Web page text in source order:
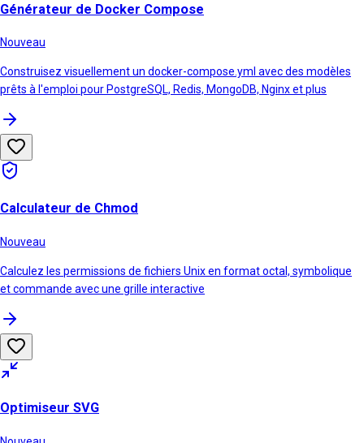
Générateur de Docker Compose
Nouveau
Construisez visuellement un docker-compose.yml avec des modèles
prêts à l'emploi pour PostgreSQL, Redis, MongoDB, Nginx et plus
Calculateur de Chmod
Nouveau
Calculez les permissions de fichiers Unix en format octal, symbolique
et commande avec une grille interactive
Optimiseur SVG